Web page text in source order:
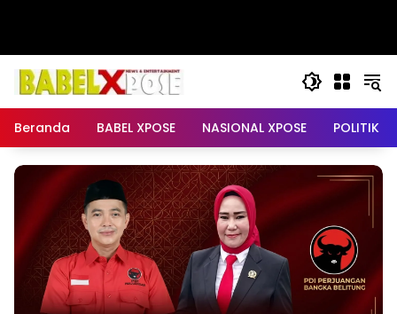
Beranda BABEL XPOSE NASIONAL XPOSE POLITIK